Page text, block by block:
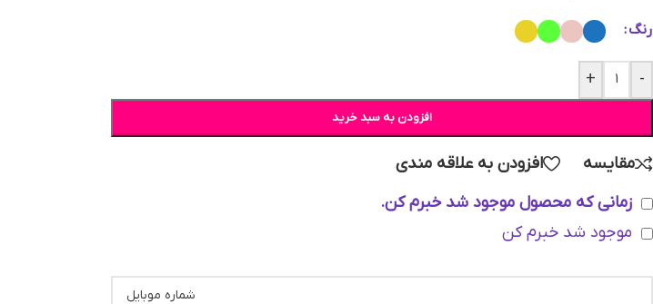
رنگ
-
+
افزودن به سبد خرید
مقایسه
افزودن به علاقه مندی
زمانی که محصول موجود شد خبرم کن.
موجود شد خبرم کن